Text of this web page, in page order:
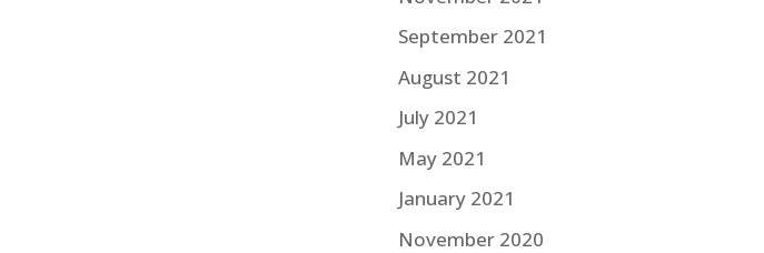
September 2021
August 2021
July 2021
May 2021
January 2021
November 2020